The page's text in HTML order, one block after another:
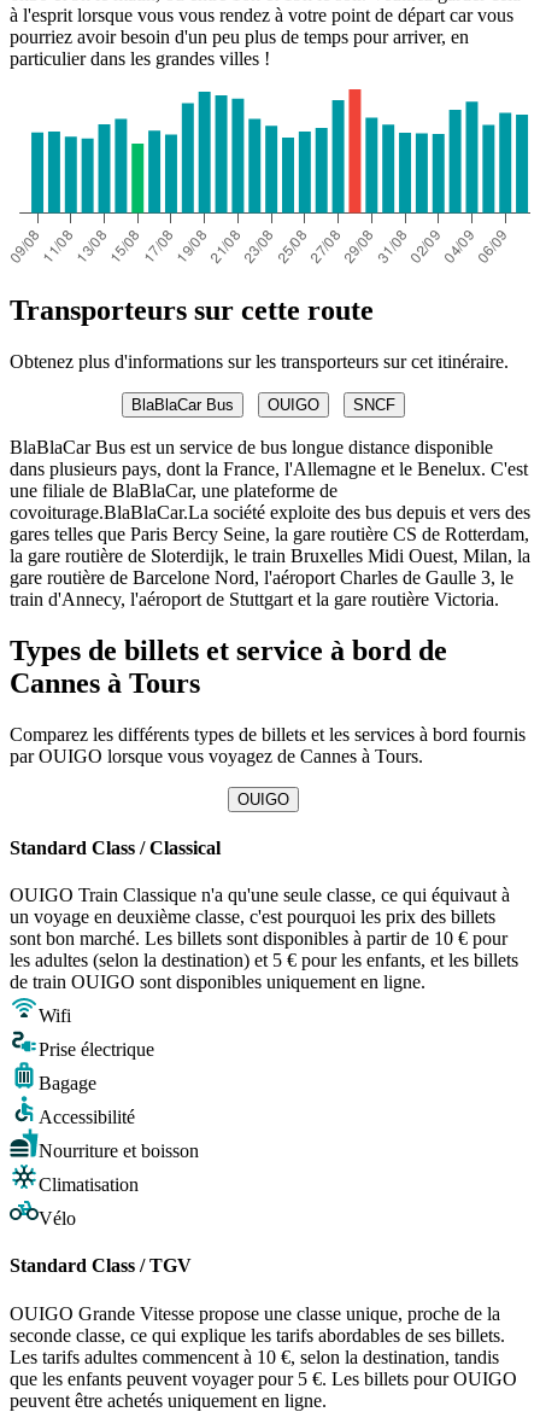
à l'esprit lorsque vous vous rendez à votre point de départ car vous
pourriez avoir besoin d'un peu plus de temps pour arriver, en
particulier dans les grandes villes !
Transporteurs sur cette route
Obtenez plus d'informations sur les transporteurs sur cet itinéraire.
BlaBlaCar Bus OUIGO SNCF
BlaBlaCar Bus est un service de bus longue distance disponible
dans plusieurs pays, dont la France, l'Allemagne et le Benelux. C'est
une filiale de BlaBlaCar, une plateforme de
covoiturage.BlaBlaCar.La société exploite des bus depuis et vers des
gares telles que Paris Bercy Seine, la gare routière CS de Rotterdam,
la gare routière de Sloterdijk, le train Bruxelles Midi Ouest, Milan, la
gare routière de Barcelone Nord, l'aéroport Charles de Gaulle 3, le
train d'Annecy, l'aéroport de Stuttgart et la gare routière Victoria.
Types de billets et service à bord de
Cannes à Tours
Comparez les différents types de billets et les services à bord fournis
par OUIGO lorsque vous voyagez de Cannes à Tours.
OUIGO
Standard Class / Classical
OUIGO Train Classique n'a qu'une seule classe, ce qui équivaut à
un voyage en deuxième classe, c'est pourquoi les prix des billets
sont bon marché. Les billets sont disponibles à partir de 10 € pour
les adultes (selon la destination) et 5 € pour les enfants, et les billets
de train OUIGO sont disponibles uniquement en ligne.
Wifi
Prise électrique
Bagage
Accessibilité
Nourriture et boisson
Climatisation
Vélo
Standard Class / TGV
OUIGO Grande Vitesse propose une classe unique, proche de la
seconde classe, ce qui explique les tarifs abordables de ses billets.
Les tarifs adultes commencent à 10 €, selon la destination, tandis
que les enfants peuvent voyager pour 5 €. Les billets pour OUIGO
peuvent être achetés uniquement en ligne.